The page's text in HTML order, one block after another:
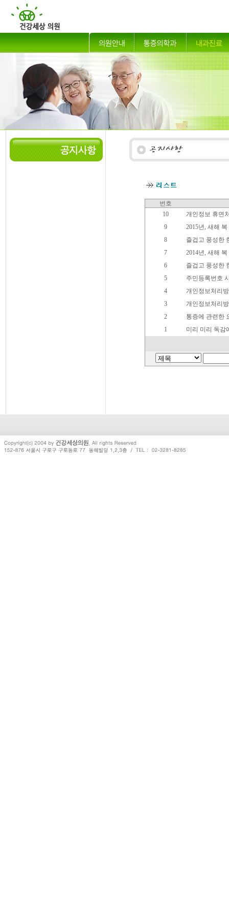
번호
10
개인정보 휴면
9
2015년, 새해
8
즐겁고 풍성한
7
2014년, 새해
6
즐겁고 풍성한
5
주민등록번호
4
개인정보처리
3
개인정보처리
2
통증에 관련한
1
미리 미리 독감